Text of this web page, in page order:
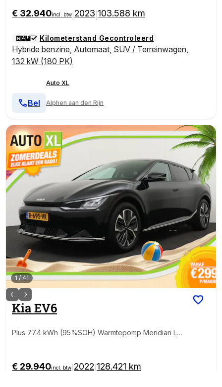
€ 32.940incl. btw 2023 103.588 km
Kilometerstand Gecontroleerd
Hybride benzine, Automaat, SUV / Terreinwagen,
132 kW (180 PK)
Auto XL
Alphen aan den Rijn
Bel
1/41
KiaEV6
Plus 77.4 kWh (95%SOH) Warmtepomp Meridian Led
€ 29.940incl. btw|2022|128.421 km